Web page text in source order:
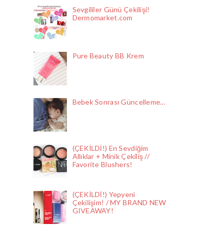
Sevgililer Günü Çekilişi!
Dermomarket.com
Pure Beauty BB Krem
Bebek Sonrası Güncelleme...
(ÇEKİLDİ!) En Sevdiğim
Allıklar + Minik Çekiliş //
Favorite Blushers!
(ÇEKİLDİ!) Yepyeni
Çekilişim! / MY BRAND NEW
GIVEAWAY!